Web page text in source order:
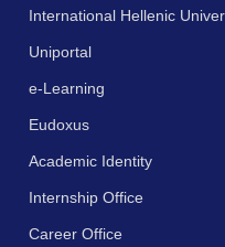
International Hellenic
Uniportal
e-Learning
Eudoxus
Academic Identity
Internship Office
Career Office